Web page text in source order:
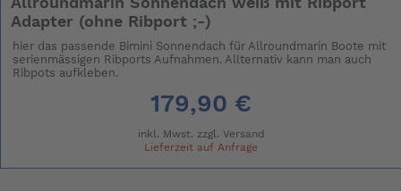
Allroundmarin Sonnendach weiß mit Ribport
Adapter (ohne Ribport ;-)
hier das passende Bimini Sonnendach für Allroundmarin Boote mit
serienmässigen Ribports Aufnahmen. Allternativ kann man auch
Ribpots aufkleben.
179,90 €
inkl. Mwst. zzgl. Versand
Lieferzeit auf Anfrage